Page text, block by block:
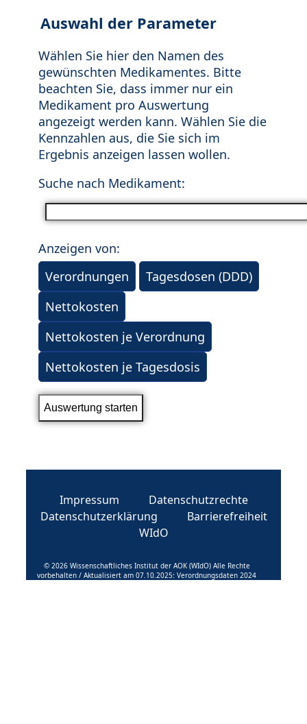
Auswahl der Parameter
Wählen Sie hier den Namen des
gewünschten Medikamentes. Bitte
beachten Sie, dass immer nur ein
Medikament pro Auswertung
angezeigt werden kann. Wählen Sie die
Kennzahlen aus, die Sie sich im
Ergebnis anzeigen lassen wollen.
Suche nach Medikament:
Anzeigen von:
Verordnungen
Tagesdosen (DDD)
Nettokosten
Nettokosten je Verordnung
Nettokosten je Tagesdosis
Impressum
Datenschutzrechte
Datenschutzerklärung
Barrierefreiheit
WIdO
© 2026 Wissenschaftliches Institut der AOK (WIdO) Alle Rechte
vorbehalten / Aktualisiert am 07.10.2025: Verordnungsdaten 2024